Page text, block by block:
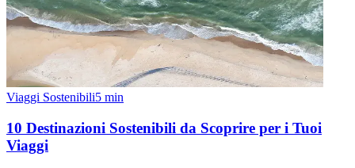
Viaggi Sostenibili5 min
10 Destinazioni Sostenibili da Scoprire per i Tuoi
Viaggi